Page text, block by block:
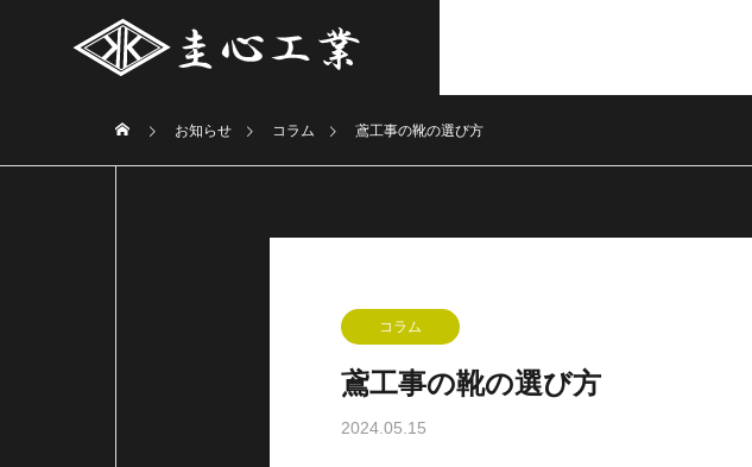
お知らせ コラム 鳶工事の靴の選び方
コラム
鳶工事の靴の選び方
2024.05.15